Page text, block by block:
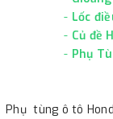
- Lốc
- Củ đề
- Phụ
Phụ tùng ô tô